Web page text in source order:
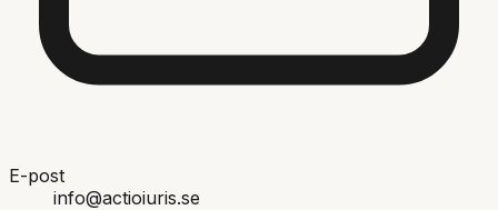
E-post
info@actioiuris.se